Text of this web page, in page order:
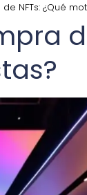
NFTs: ¿Qué